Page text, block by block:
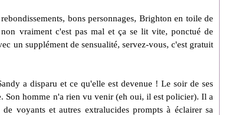
bons personnages, Brighton en toile de
vraiment c'est pas mal et ça se lit vite, ponctué de
un supplément de sensualité, servez-vous, c'est gratuit
a disparu et ce qu'elle est devenue ! Le soir de ses
Son homme n'a rien vu venir (eh oui, il est policier). Il a
voyants et autres extralucides prompts à éclairer sa